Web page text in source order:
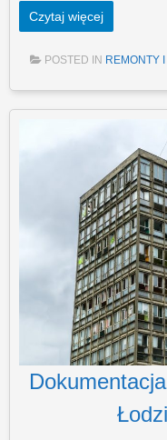
Czytaj więcej
POSTED IN REMONTY